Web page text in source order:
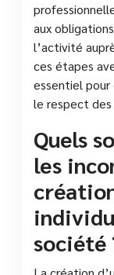
aux
l’activité
ces étapes
essentiel pour
le respect
Quels
les
société